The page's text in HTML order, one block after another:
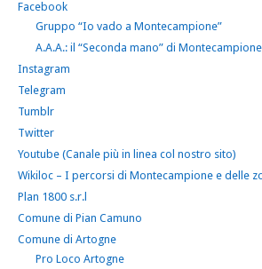
Facebook
Gruppo “Io vado a Montecampione”
A.A.A.: il “Seconda mano” di
Instagram
Telegram
Tumblr
Twitter
Youtube (Canale più in linea col nostro sito)
Wikiloc – I percorsi di Montecampione e delle
Plan 1800 s.r.l
Comune di Pian Camuno
Comune di Artogne
Pro Loco Artogne